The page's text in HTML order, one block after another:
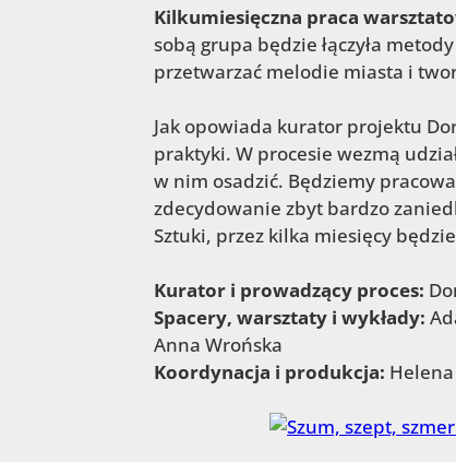
Kilkumiesięczna praca
sobą grupa będzie łączyła
przetwarzać melodie miasta i
Jak opowiada kurator projektu
praktyki. W procesie wezmą
w nim osadzić. Będziemy
zdecydowanie zbyt bardzo
Sztuki, przez kilka miesięcy
Kurator i prowadzący proces:
Spacery, warsztaty i wykłady:
Anna Wrońska
Koordynacja i produkcja: